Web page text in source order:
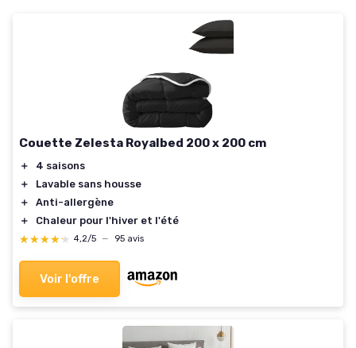
Couette Zelesta Royalbed 200 x 200 cm
＋
4 saisons
＋
Lavable sans housse
＋
Anti-allergène
＋
Chaleur pour l'hiver et l'été
★★★★★
★★★★★ 4,2/5 — 95 avis
Voir l'offre